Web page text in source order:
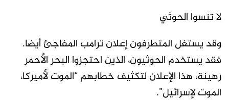
لا تنسوا الحوثي
وقد يستغل المتطرفون إعلان ترامب المفاجئ أيضا.
فقد يستخدم الحوثيون، الذين احتجزوا البحر الأحمر
رهينة، هذا الإعلان لتكثيف خطابهم “الموت لأميركا،
الموت لإسرائيل”.